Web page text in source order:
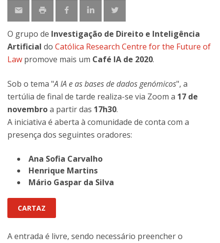
O grupo de Investigação de Direito e Inteligência
Artificial do Católica Research Centre for the Future of
Law promove mais um Café IA de 2020.
Sob o tema "A IA e as bases de dados genómicos", a
tertúlia de final de tarde realiza-se via Zoom a 17 de
novembroa partir das 17h30.
A iniciativa é aberta à comunidade de conta com a
presença dos seguintes oradores:
Ana Sofia Carvalho
Henrique Martins
Mário Gaspar da Silva
CARTAZ
A entrada é livre, sendo necessário preencher o